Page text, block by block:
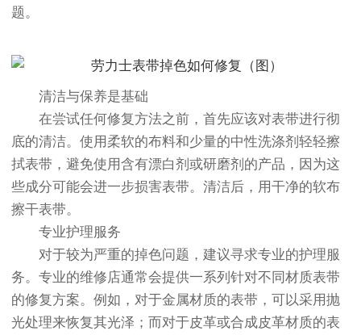
题。
清洁与保养是基础
在尝试任何修复方法之前，首先应该对表带进行彻
底的清洁。使用柔软的布料和少量的中性洗涤剂轻轻擦
拭表带，避免使用含有漂白剂或研磨剂的产品，因为这
些成分可能会进一步损害表带。清洁后，用干净的软布
擦干表带。
专业护理服务
对于较为严重的掉色问题，建议寻求专业的护理服
务。专业的维修店通常会提供一系列针对不同材质表带
的修复方案。例如，对于金属材质的表带，可以采用抛
光处理来恢复其光泽；而对于皮革或合成皮革材质的表